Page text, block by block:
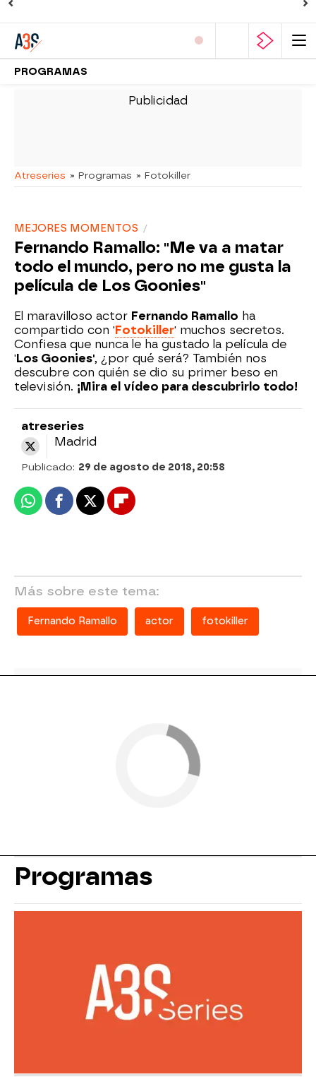
PROGRAMAS
Atreseries » Programas » Fotokiller
MEJORES MOMENTOS
Fernando Ramallo: "Me va a matar
todo el mundo, pero no me gusta la
película de Los Goonies"
El maravilloso actor Fernando Ramallo ha
compartido con 'Fotokiller' muchos secretos.
Confiesa que nunca le ha gustado la película de
'Los Goonies', ¿por qué será? También nos
descubre con quién se dio su primer beso en
televisión. ¡Mira el vídeo para descubrirlo todo!
atreseries
Madrid
Publicado: 29 de agosto de 2018, 20:58
WhatsappFacebook
X Flipboard
Más sobre este tema:
Fernando Ramallo actor fotokiller
Programas